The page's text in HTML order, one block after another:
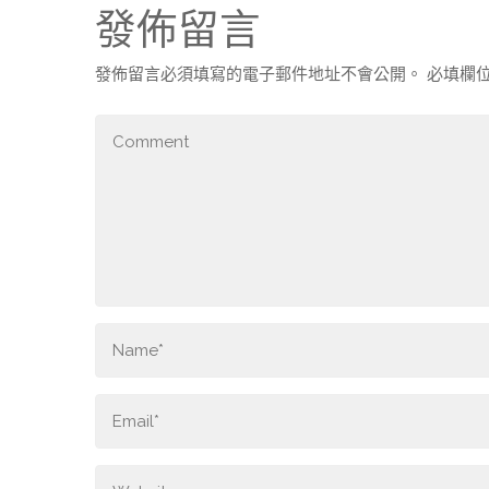
發佈留言
發佈留言必須填寫的電子郵件地址不會公開。 必填欄